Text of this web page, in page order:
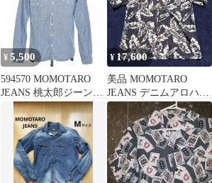
¥ 5,500
594570 MOMOTARO
JEANS 桃太郎ジーンズ
●ワークシャツ サイズ
36 メンズ 日本製 ブル
¥17,600
美品 MOMOTARO
JEANS デニムアロハシ
ャツ 40 桃太郎